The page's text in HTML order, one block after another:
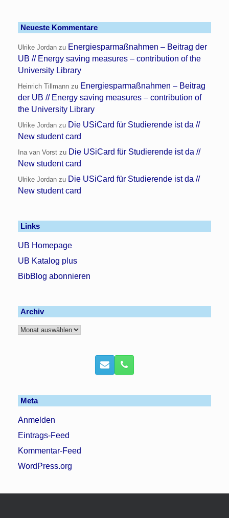
Neueste Kommentare
Ulrike Jordan zu Energiesparmaßnahmen – Beitrag der
UB // Energy saving measures – contribution of the
University Library
Heinrich Tillmann zu Energiesparmaßnahmen – Beitrag
der UB // Energy saving measures – contribution of
the University Library
Ulrike Jordan zu Die USiCard für Studierende ist da //
New student card
Ina van Vorst zu Die USiCard für Studierende ist da //
New student card
Ulrike Jordan zu Die USiCard für Studierende ist da //
New student card
Links
UB Homepage
UB Katalog plus
BibBlog abonnieren
Archiv
Archiv
Meta
Anmelden
Eintrags-Feed
Kommentar-Feed
WordPress.org